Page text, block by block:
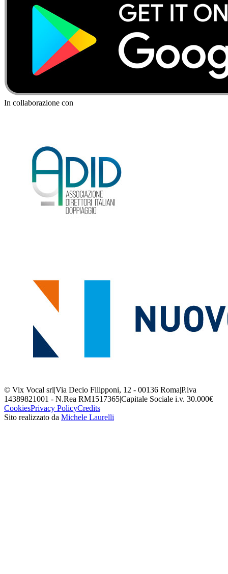
In collaborazione con
© Vix Vocal srl|Via Decio Filipponi, 12 - 00136 Roma|P.iva
14389821001 - N.Rea RM1517365|Capitale Sociale i.v. 30.000€
CookiesPrivacy PolicyCredits
Sito realizzato da Michele Laurelli